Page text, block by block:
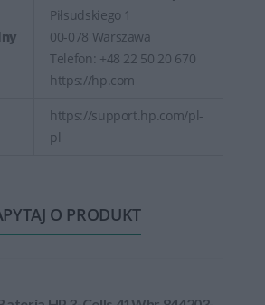
Piłsudskiego 1
00-078 Warszawa
Telefon: +48 22 50 20 670
https://hp.com
https://support.hp.com/pl-
pl
O PRODUKT